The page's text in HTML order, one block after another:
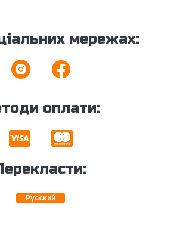
мережах:
оплати:
Русский